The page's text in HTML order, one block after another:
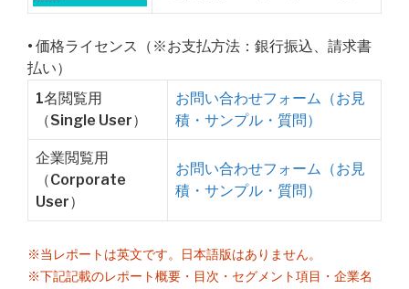
• 価格ライセンス（※お支払方法：銀行振込、請求書
払い）
1名閲覧用
（Single User）
お問い合わせフォーム（お見
積・サンプル・質問）
企業閲覧用
（Corporate
User）
お問い合わせフォーム（お見
積・サンプル・質問）
※当レポートは英文です。日本語版はありません。
※下記記載のレポート概要・目次・セグメント項目・企業名